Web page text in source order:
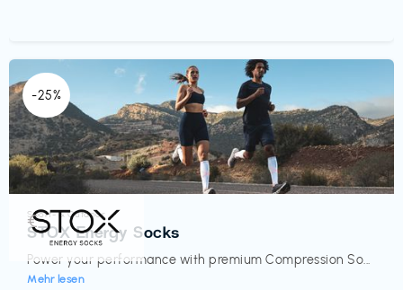
-25%
Sport- & Outdoor
STOX Energy Socks
Power your performance with premium Compression So...
Mehr lesen
€‎